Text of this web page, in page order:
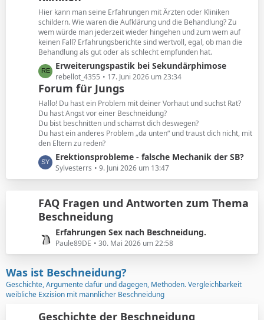
e
t
e
B
e
i
t
r
ä
g
e
Hier kann man seine Erfahrungen mit Ärzten oder Kliniken
schildern. Wie waren die Aufklärung und die Behandlung? Zu
wem würde man jederzeit wieder hingehen und zum wem auf
keinen Fall? Erfahrungsberichte sind wertvoll, egal, ob man die
Behandlung als gut oder als schlecht empfunden hat.
L
e
t
z
t
e
B
e
i
t
g
e
Erweiterungspastik bei Sekundärphimose
rebellot_4355 17. Juni 2026 um 23:34
Forum für Jungs
Hallo! Du hast ein Problem mit deiner Vorhaut und suchst Rat?
Du hast Angst vor einer Beschneidung?
Du bist beschnitten und schämst dich deswegen?
Du hast ein anderes Problem „da unten“ und traust dich nicht, mit
den Eltern zu reden?
L
e
t
t
e
e
r
ä
g
Erektionsprobleme - falsche Mechanik der SB?
Sylvesterrs 9. Juni 2026 um 13:47
FAQ Fragen und Antworten zum Thema
Beschneidung
L
e
t
z
t
e
e
Erfahrungen Sex nach Beschneidung.
Paule89DE 30. Mai 2026 um 22:58
Was ist Beschneidung?
Geschichte, Argumente dafür und dagegen, Methoden. Vergleichbarkeit
weibliche Exzision mit männlicher Beschneidung
Geschichte der Beschneidung